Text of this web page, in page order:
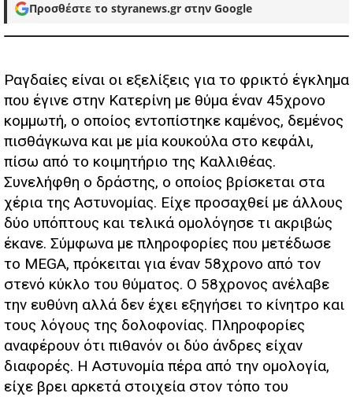
Προσθέστε το styranews.gr στην Google
Ραγδαίες είναι οι εξελίξεις για το φρικτό έγκλημα
που έγινε στην Κατερίνη με θύμα έναν 45χρονο
κομμωτή, ο οποίος εντοπίστηκε καμένος, δεμένος
πισθάγκωνα και με μία κουκούλα στο κεφάλι,
πίσω από το κοιμητήριο της Καλλιθέας.
Συνελήφθη ο δράστης, ο οποίος βρίσκεται στα
χέρια της Αστυνομίας. Είχε προσαχθεί με άλλους
δύο υπόπτους και τελικά ομολόγησε τι ακριβώς
έκανε. Σύμφωνα με πληροφορίες που μετέδωσε
το MEGA, πρόκειται για έναν 58χρονο από τον
στενό κύκλο του θύματος. Ο 58χρονος ανέλαβε
την ευθύνη αλλά δεν έχει εξηγήσει το κίνητρο και
τους λόγους της δολοφονίας. Πληροφορίες
αναφέρουν ότι πιθανόν οι δύο άνδρες είχαν
διαφορές. Η Αστυνομία πέρα από την ομολογία,
είχε βρει αρκετά στοιχεία στον τόπο του